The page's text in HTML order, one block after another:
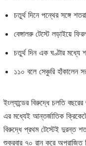
চতুর্থ দিনে পন্থের সঙ্গে
বেঙ্গালরু টেস্টে লড়াইয়ে
চতুর্থ দিন এক ঘণ্টার মধ্যে
১১০ বলে সেঞ্চুরি হাঁকালেন
ইংল্যান্ডের বিরুদ্ধে চলতি
এর মধ্যেই আন্তর্জাতিক
বিরুদ্ধে প্রথম টেস্টেই দুরন্ত
শুক্রবার ৭০ রান করে অপরাজিত